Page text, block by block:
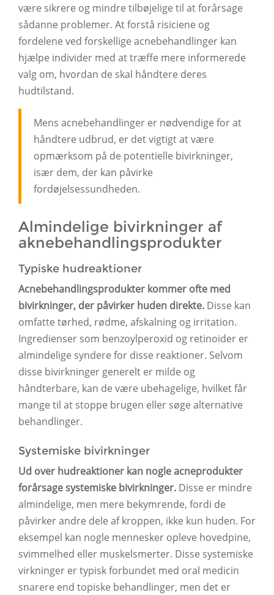
være sikrere og mindre tilbøjelige til at forårsage
sådanne problemer. At forstå risiciene og
fordelene ved forskellige acnebehandlinger kan
hjælpe individer med at træffe mere informerede
valg om, hvordan de skal håndtere deres
hudtilstand.
Mens acnebehandlinger er nødvendige for at
håndtere udbrud, er det vigtigt at være
opmærksom på de potentielle bivirkninger,
især dem, der kan påvirke
fordøjelsessundheden.
Almindelige bivirkninger af
aknebehandlingsprodukter
Typiske hudreaktioner
Acnebehandlingsprodukter kommer ofte med
bivirkninger, der påvirker huden direkte. Disse kan
omfatte tørhed, rødme, afskalning og irritation.
Ingredienser som benzoylperoxid og retinoider er
almindelige syndere for disse reaktioner. Selvom
disse bivirkninger generelt er milde og
håndterbare, kan de være ubehagelige, hvilket får
mange til at stoppe brugen eller søge alternative
behandlinger.
Systemiske bivirkninger
Ud over hudreaktioner kan nogle acneprodukter
forårsage systemiske bivirkninger. Disse er mindre
almindelige, men mere bekymrende, fordi de
påvirker andre dele af kroppen, ikke kun huden. For
eksempel kan nogle mennesker opleve hovedpine,
svimmelhed eller muskelsmerter. Disse systemiske
virkninger er typisk forbundet med oral medicin
snarere end topiske behandlinger, men det er